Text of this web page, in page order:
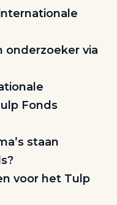
onderzoeker via
Fonds
staan
voor het Tulp